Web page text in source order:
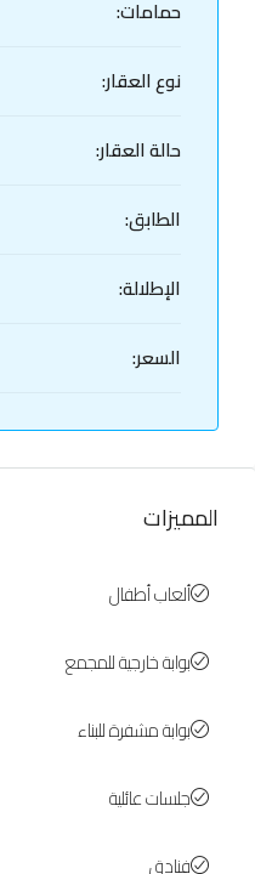
حمامات:
نوع العقار:
حالة العقار:
الطابق:
الإطلالة:
السعر:
المميزات
ألعاب أطفال
بوابة خارجية للمجمع
بوابة مشفرة للبناء
جلسات عائلية
فنادق